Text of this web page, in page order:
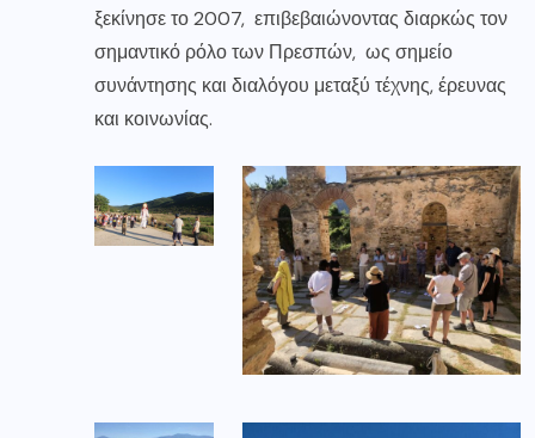
ξεκίνησε το 2007, επιβεβαιώνοντας διαρκώς τον
σημαντικό ρόλο των Πρεσπών, ως σημείο
συνάντησης και διαλόγου μεταξύ τέχνης, έρευνας
και κοινωνίας.